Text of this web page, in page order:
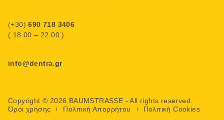
(+30)690 718 3406
( 18.00 – 22.00 )
info@dentra.gr
Copyright © 2026 BAUMSTRASSE - All rights reserved.
Όροι χρήσης
Πολιτική Απορρήτου Πολιτική Cookies